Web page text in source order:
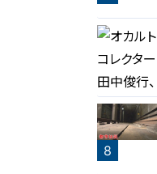
5
8